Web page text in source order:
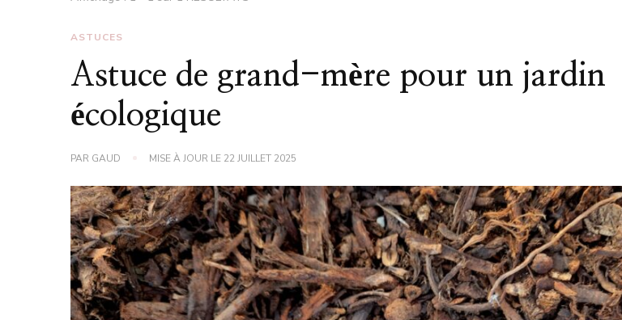
ASTUCES
Astuce de grand-mère pour un jardin
écologique
PAR GAUD MISE À JOUR LE 22 JUILLET 2025